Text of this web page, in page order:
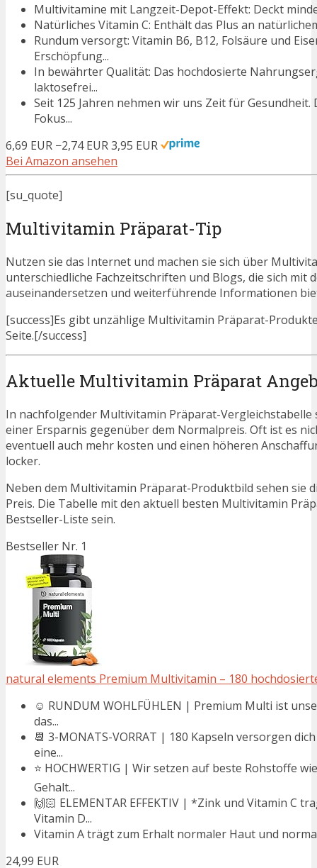
Multivitamine mit Langzeit-Depot-Effekt: Deckt
Natürliches Vitamin C: Enthält das Plus an
Rundum versorgt: Vitamin B6, B12, Folsäure und
Erschöpfung...
In bewährter Qualität: Das hochdosierte
laktosefrei...
Seit 125 Jahren nehmen wir uns Zeit für
Fokus...
6,69 EUR −2,74 EUR3,95 EUR
Bei Amazon ansehen
[su_quote]
Multivitamin Präparat-Tip
Nutzen sie das Internet und machen sie sich über
unterschiedliche Fachzeitschriften und Blogs, die sich
auseinandersetzen und weiterführende Informationen
[success]Es gibt unzählige Multivitamin Präparat-
Seite.[/success]
Aktuelle Multivitamin Präparat
In nachfolgender Multivitamin Präparat-
einer Ersparnis gegenüber dem Normalpreis. Oft ist es
eventuell auch mehr kosten und einen höheren
locker.
Neben dem Multivitamin Präparat-Produktbild sehen sie
Preis. Die Tabelle mit den aktuell besten Multivitamin
Bestseller-Liste sein.
Bestseller Nr. 1
natural elements Premium Multivitamin – 180
☺️ RUNDUM WOHLFÜHLEN | Premium Multi ist
das...
📆 3-MONATS-VORRAT | 180 Kapseln versorgen
eine...
⭐️ HOCHWERTIG | Wir setzen auf beste Rohstoffe
Gehalt...
🙌🏻 ELEMENTAR EFFEKTIV | *Zink und Vitamin C
Vitamin D...
Vitamin A trägt zum Erhalt normaler Haut und
24,99 EUR